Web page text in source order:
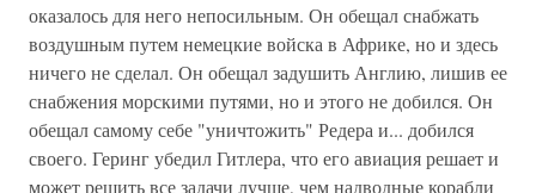
оказалось для него непосильным. Он обещал снабжать
воздушным путем немецкие войска в Африке, но и здесь
ничего не сделал. Он обещал задушить Англию, лишив ее
снабжения морскими путями, но и этого не добился. Он
обещал самому себе "уничтожить" Редера и... добился
своего. Геринг убедил Гитлера, что его авиация решает и
может решить все задачи лучше, чем надводные корабли